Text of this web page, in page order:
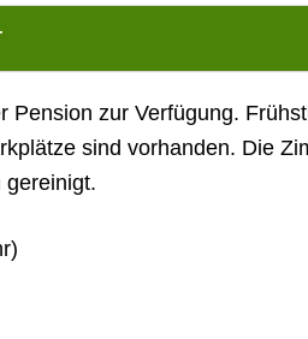
Pension zur Verfügung.
sind vorhanden. Die
gereinigt.